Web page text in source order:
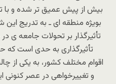
بیش از پیش عمیق تر شده و با
بویژه منطقه ای ـ به تدریج
تأثیرگذار بر تحولات جامعه ی
تأثیرگذاری به حدی است
اقوام مختلف کشور، به یکی از
و تغییرخواهی در عصر